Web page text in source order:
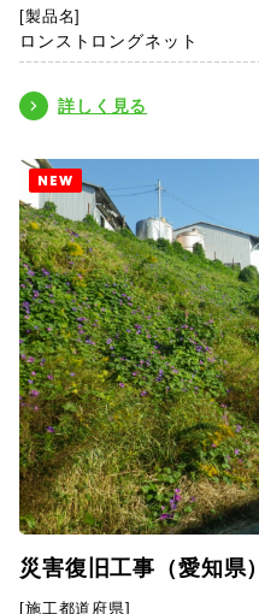
[製品名]
ロンストロングネット
詳しく見る
NEW
災害復旧工事（愛知県）
[施工都道府県]